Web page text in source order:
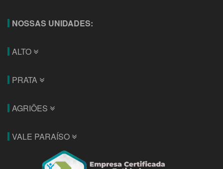
NOSSAS UNIDADES:
ALTO
PRATA
AGRIÕES
VALE PARAÍSO